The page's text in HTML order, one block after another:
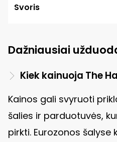
Svoris
Dažniausiai
Kiek kainuoja The
Kainos gali svyruoti
šalies ir parduotuvės,
pirkti. Eurozonos